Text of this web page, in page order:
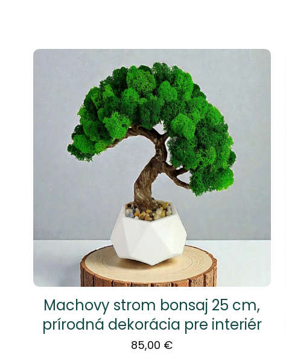
Machovy strom bonsaj 25 cm,
prírodná dekorácia pre interiér
85,00 €